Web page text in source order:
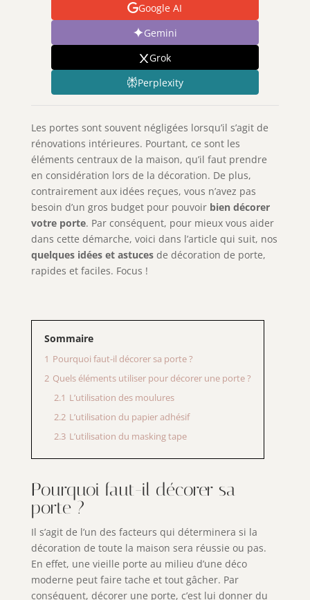
Google AI
Gemini
Grok
Perplexity
Les portes sont souvent négligées lorsqu’il s’agit de
rénovations intérieures. Pourtant, ce sont les
éléments centraux de la maison, qu’il faut prendre
en considération lors de la décoration. De plus,
contrairement aux idées reçues, vous n’avez pas
besoin d’un gros budget pour pouvoirbien décorer
votre porte. Par conséquent, pour mieux vous aider
dans cette démarche, voici dans l’article qui suit, nos
quelques idées et astucesde décoration de porte,
rapides et faciles. Focus !
Sommaire
1 Pourquoi faut-il décorer sa porte ?
2 Quels éléments utiliser pour décorer une porte ?
2.1 L’utilisation des moulures
2.2 L’utilisation du papier adhésif
2.3 L’utilisation du masking tape
Pourquoi faut-il décorer sa
porte ?
Il s’agit de l’un des facteurs qui déterminera si la
décoration de toute la maison sera réussie ou pas.
En effet, une vieille porte au milieu d’une déco
moderne peut faire tache et tout gâcher. Par
conséquent, décorer une porte, c’est lui donner du